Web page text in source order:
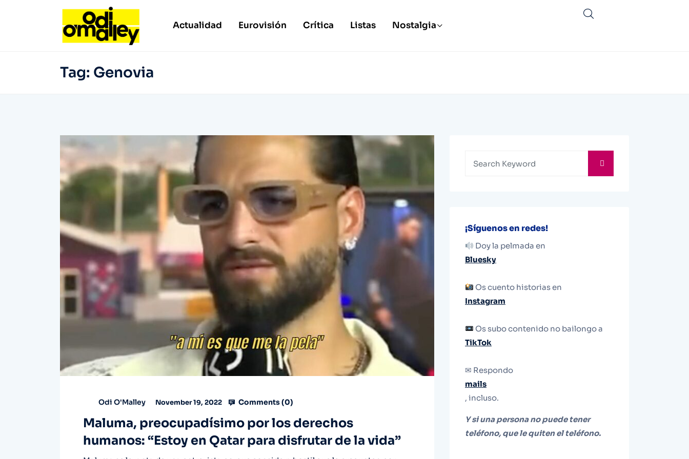
Actualidad Eurovisión Crítica Listas Nostalgia
Tag: Genovia
Odi O'Malley November 19, 2022 Comments (0)
Maluma, preocupadísimo por los derechos
humanos: “Estoy en Qatar para disfrutar de la vida”
¡Síguenos en redes!
Doy la pelmada en
Bluesky
Os cuento historias en
Instagram
Os subo contenido no bailongo a
TikTok
✉ Respondo
mails
, incluso.
Y si una persona no puede tener
teléfono, que le quiten el teléfono.